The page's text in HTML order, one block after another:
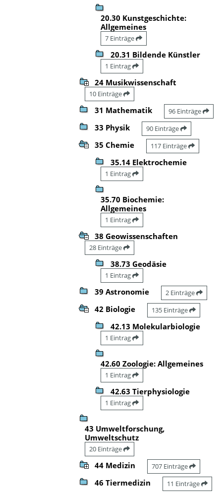
20.30 Kunstgeschichte:
Allgemeines
7 Einträge
20.31 Bildende Künstler
1 Eintrag
24 Musikwissenschaft
10 Einträge
31 Mathematik 96 Einträge
33 Physik 90 Einträge
35 Chemie 117 Einträge
35.14 Elektrochemie
1 Eintrag
35.70 Biochemie:
Allgemeines
1 Eintrag
38 Geowissenschaften
28 Einträge
38.73 Geodäsie
1 Eintrag
39 Astronomie 2 Einträge
42 Biologie 135 Einträge
42.13 Molekularbiologie
1 Eintrag
42.60 Zoologie: Allgemeines
1 Eintrag
42.63 Tierphysiologie
1 Eintrag
43 Umweltforschung,
Umweltschutz
20 Einträge
44 Medizin 707 Einträge
46 Tiermedizin 11 Einträge